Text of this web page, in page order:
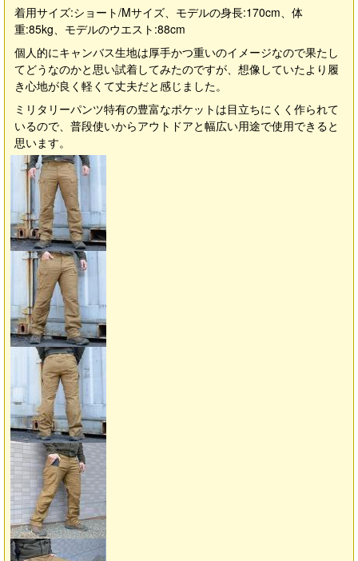
着用サイズ:ショート/Mサイズ、モデルの身長:170cm、体
重:85kg、モデルのウエスト:88cm
個人的にキャンバス生地は厚手かつ重いのイメージなので果たし
てどうなのかと思い試着してみたのですが、想像していたより履
き心地が良く軽くて丈夫だと感じました。
ミリタリーパンツ特有の豊富なポケットは目立ちにくく作られて
いるので、普段使いからアウトドアと幅広い用途で使用できると
思います。